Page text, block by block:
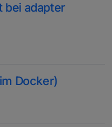
bei adapter
Docker)